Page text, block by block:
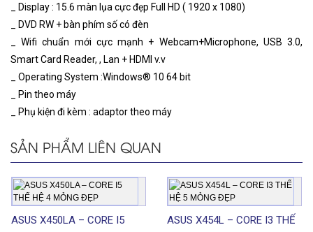
_ Display : 15.6 màn lụa cực đẹp Full HD ( 1920 x 1080)
_ DVD RW + bàn phím số có đèn
_ Wifi chuẩn mới cực mạnh + Webcam+Microphone, USB 3.0,
Smart Card Reader, , Lan + HDMI v.v
_ Operating System :Windows® 10 64 bit
_ Pin theo máy
_ Phụ kiện đi kèm : adaptor theo máy
SẢN PHẨM LIÊN QUAN
ASUS X450LA – CORE I5
ASUS X454L – CORE I3 THẾ